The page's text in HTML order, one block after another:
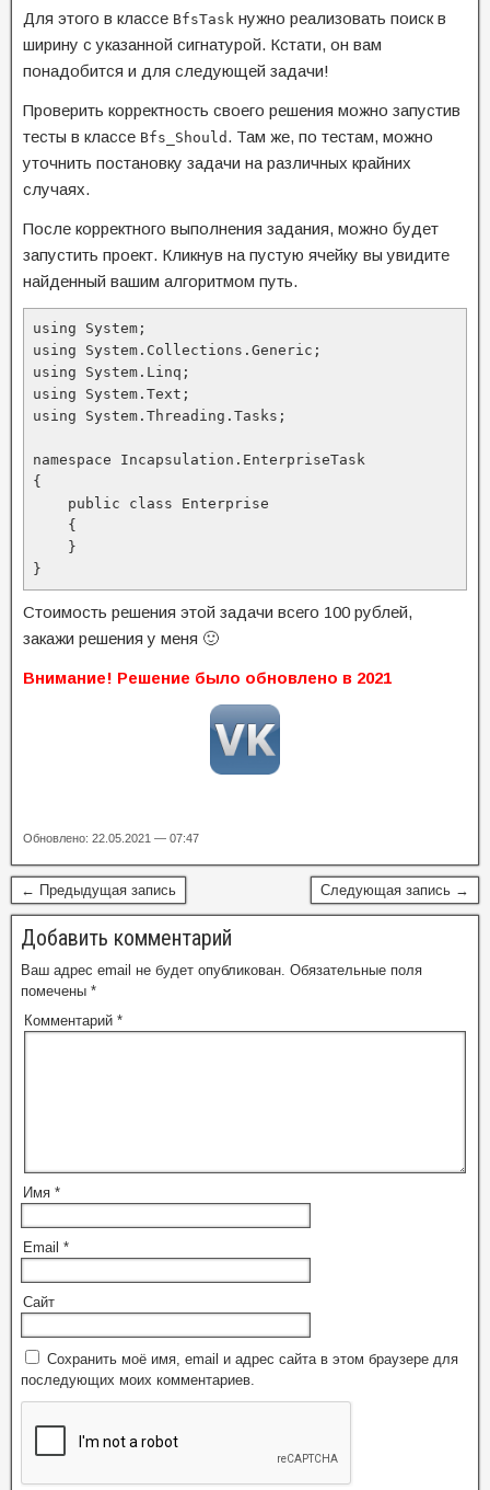
Для этого в классе BfsTask нужно реализовать поиск в
ширину с указанной сигнатурой. Кстати, он вам
понадобится и для следующей задачи!
Проверить корректность своего решения можно запустив
тесты в классе Bfs_Should . Там же, по тестам, можно
уточнить постановку задачи на различных крайних
случаях.
После корректного выполнения задания, можно будет
запустить проект. Кликнув на пустую ячейку вы увидите
найденный вашим алгоритмом путь.
using System;
using System.Collections.Generic;
using System.Linq;
using System.Text;
using System.Threading.Tasks;
namespace Incapsulation.EnterpriseTask
{
    public class Enterprise
    {
    }
}
Стоимость решения этой задачи всего 100 рублей,
закажи решения у меня 🙂
Внимание! Решение было обновлено в 2021
Обновлено: 22.05.2021 — 07:47
← Предыдущая запись Следующая запись →
Добавить комментарий
Ваш адрес email не будет опубликован. Обязательные поля
помечены *
Комментарий *
Имя *
Email *
Сайт
Сохранить моё имя, email и адрес сайта в этом браузере для
последующих моих комментариев.